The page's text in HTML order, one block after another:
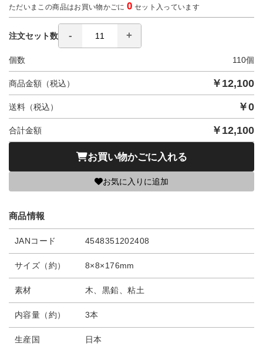
ただいまこの商品はお買い物かごに0 セット入っています
注文セット数
個数 110個
商品金額（税込） ￥ 12,100
送料（税込） ￥0
合計金額 ￥ 12,100
お買い物かごに入れる
お気に入りに追加
商品情報
JANコード 4548351202408
サイズ（約） 8×8×176mm
素材 木、黒鉛、粘土
内容量（約） 3本
生産国 日本